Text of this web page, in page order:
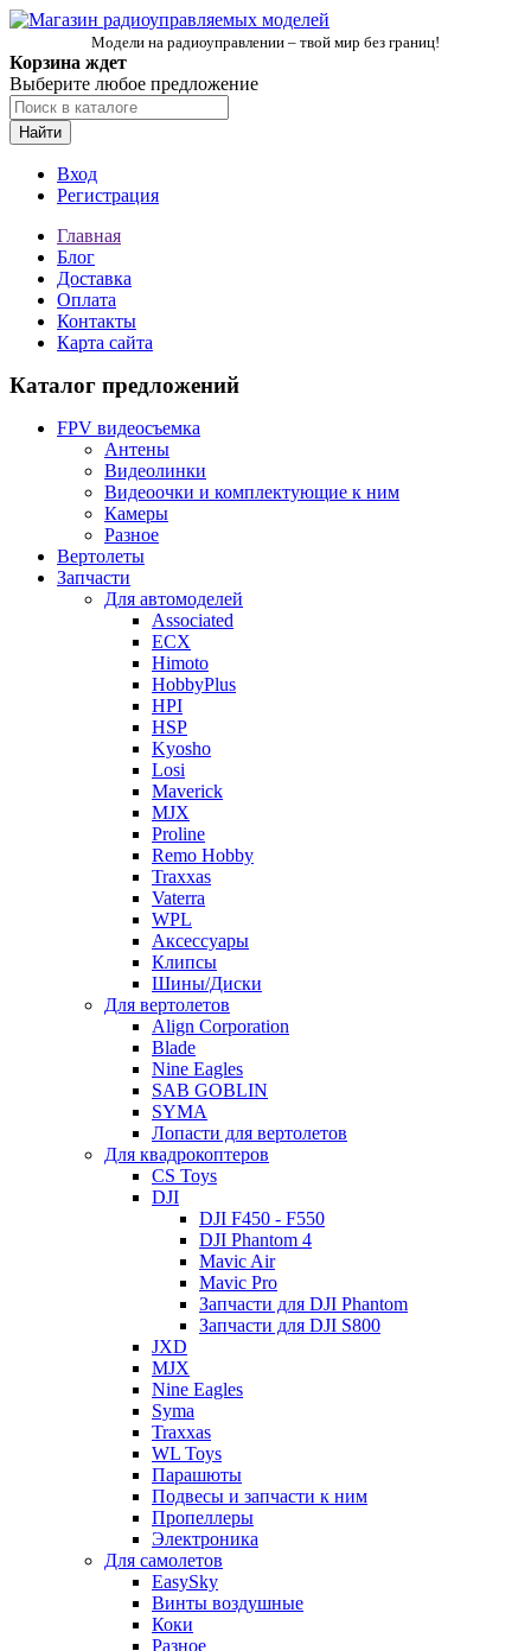
Модели на радиоуправлении – твой мир без границ!
Корзина ждет
Выберите любое предложение
Найти
Вход
Регистрация
Главная
Блог
Доставка
Оплата
Контакты
Карта сайта
Каталог предложений
FPV видеосъемка
Антены
Видеолинки
Видеоочки и комплектующие к ним
Камеры
Разное
Вертолеты
Запчасти
Для автомоделей
Associated
ECX
Himoto
HobbyPlus
HPI
HSP
Kyosho
Losi
Maverick
MJX
Proline
Remo Hobby
Traxxas
Vaterra
WPL
Аксессуары
Клипсы
Шины/Диски
Для вертолетов
Align Corporation
Blade
Nine Eagles
SAB GOBLIN
SYMA
Лопасти для вертолетов
Для квадрокоптеров
CS Toys
DJI
DJI F450 - F550
DJI Phantom 4
Mavic Air
Mavic Pro
Запчасти для DJI Phantom
Запчасти для DJI S800
JXD
MJX
Nine Eagles
Syma
Traxxas
WL Toys
Парашюты
Подвесы и запчасти к ним
Пропеллеры
Электроника
Для самолетов
EasySky
Винты воздушные
Коки
Разное